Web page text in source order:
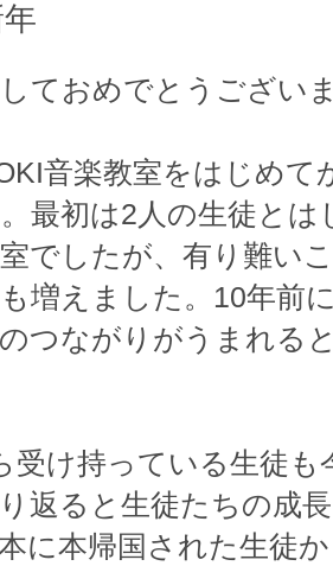
ておめでとうござい
音楽教室をはじめ
最初は2人の生徒と
でしたが、有り難い
増えました。10年前
つながりがうまれる
受け持っている生徒
返ると生徒たちの成
に本帰国された生徒